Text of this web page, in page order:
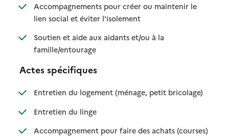
Accompagnements pour créer ou maintenir le
lien social et éviter l'isolement: disponible
: non disponible
Soutien et aide aux aidants et/ou à la
famille/entourage: disponible
: non disponible
Actes spécifiques
Entretien du logement (ménage, petit bricolage): disponible
: non
Entretien du linge: disponible
: non disponible
Accompagnement pour faire des achats (courses)
:
: non